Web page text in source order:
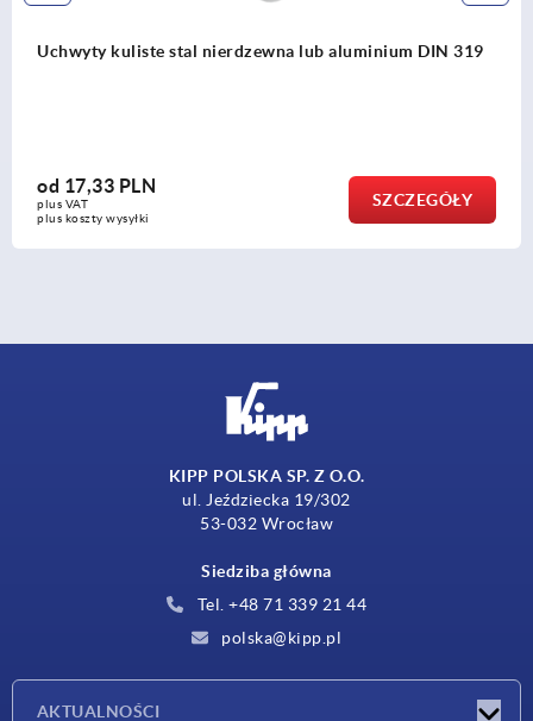
Uchwyty kuliste gładkie rozszerzona DIN 319
od2,05 PLN
plus koszty wysyłki
SZCZEGÓŁY
KIPP POLSKA SP. Z O.O.
ul. Jeździecka 19/302
53-032 Wrocław
Siedziba główna
Tel. +48 71 339 21 44
polska@kipp.pl
AKTUALNOŚCI